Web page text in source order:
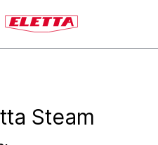
Steam